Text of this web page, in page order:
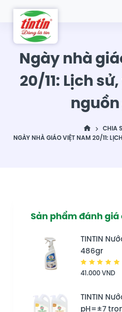
S
e
Ngày nhà
20/11: Lịch
CHIA
NGÀY NHÀ GIÁO VIỆT NAM 20/11:
Sản phẩm đánh giá
TINTIN
486gr
xếp hạng
41.000VND
TINTIN
pH=±7